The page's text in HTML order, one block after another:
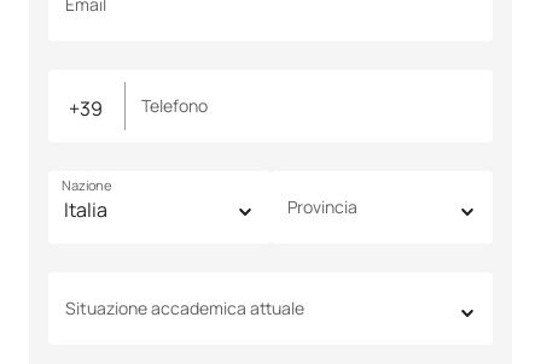
Telefono
Nazione
Provincia
Situazione accademica attuale